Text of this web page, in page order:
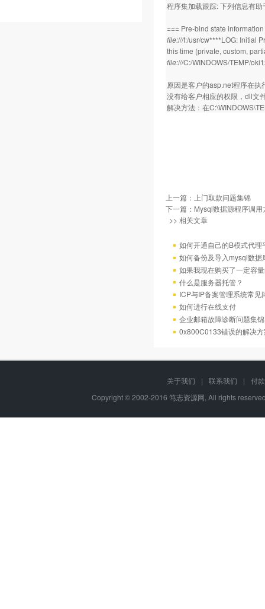
程序集加载跟踪: 下列信息有
=== Pre-bind state
file:///f:/usr/cw****LOG: Initial
this time (private, custom,
file:///C:/WINDOWS/TEMP/
原因是客户的asp.net程序在
没有给客户相应的权限，dll文
解决方法：在
上一篇： 上门取款问题集锦
下一篇： Mysql数据源程序调
>> 相关文章
如何开通自己的B模式代理
如何备份及导入mysql数据
如果我现在购买了一定容
什么是服务器托管？
ICP与IP备案管理系统常见
如何进行在线支付
企业邮箱故障诊断问题集锦
0x800C0133错误的解决
关于我们 | 联系我们 |
付
Copyright © 2002-2016 笃志资源网, All rights